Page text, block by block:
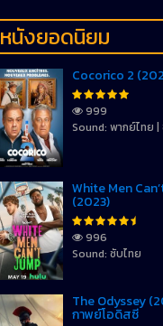
หนังยอดนิยม
Cocorico 2
999
Sound: พากย์ไทย |
White Men
(2023)
996
Sound: ซับไทย
The Odyssey
กาพย์โอดิสซี